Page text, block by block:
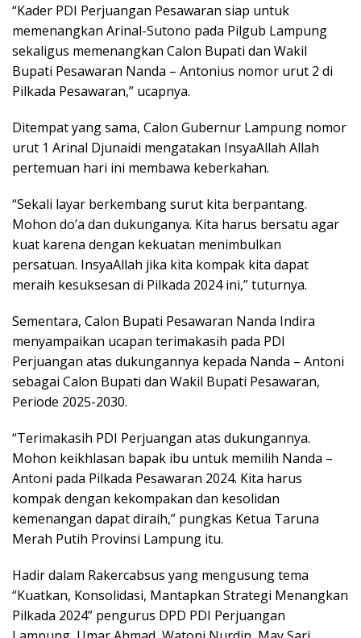
“Kader PDI Perjuangan Pesawaran siap untuk
memenangkan Arinal-Sutono pada Pilgub Lampung
sekaligus memenangkan Calon Bupati dan Wakil
Bupati Pesawaran Nanda – Antonius nomor urut 2 di
Pilkada Pesawaran,” ucapnya.
Ditempat yang sama, Calon Gubernur Lampung nomor
urut 1 Arinal Djunaidi mengatakan InsyaAllah Allah
pertemuan hari ini membawa keberkahan.
“Sekali layar berkembang surut kita berpantang.
Mohon do’a dan dukunganya. Kita harus bersatu agar
kuat karena dengan kekuatan menimbulkan
persatuan. InsyaAllah jika kita kompak kita dapat
meraih kesuksesan di Pilkada 2024 ini,” tuturnya.
Sementara, Calon Bupati Pesawaran Nanda Indira
menyampaikan ucapan terimakasih pada PDI
Perjuangan atas dukungannya kepada Nanda – Antoni
sebagai Calon Bupati dan Wakil Bupati Pesawaran,
Periode 2025-2030.
“Terimakasih PDI Perjuangan atas dukungannya.
Mohon keikhlasan bapak ibu untuk memilih Nanda –
Antoni pada Pilkada Pesawaran 2024. Kita harus
kompak dengan kekompakan dan kesolidan
kemenangan dapat diraih,” pungkas Ketua Taruna
Merah Putih Provinsi Lampung itu.
Hadir dalam Rakercabsus yang mengusung tema
“Kuatkan, Konsolidasi, Mantapkan Strategi Menangkan
Pilkada 2024” pengurus DPD PDI Perjuangan